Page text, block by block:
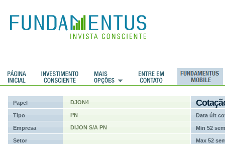
Papel DJON4
Tipo PN Data últ
Empresa DIJON S/A PN Min 52 sem
Setor Max 52